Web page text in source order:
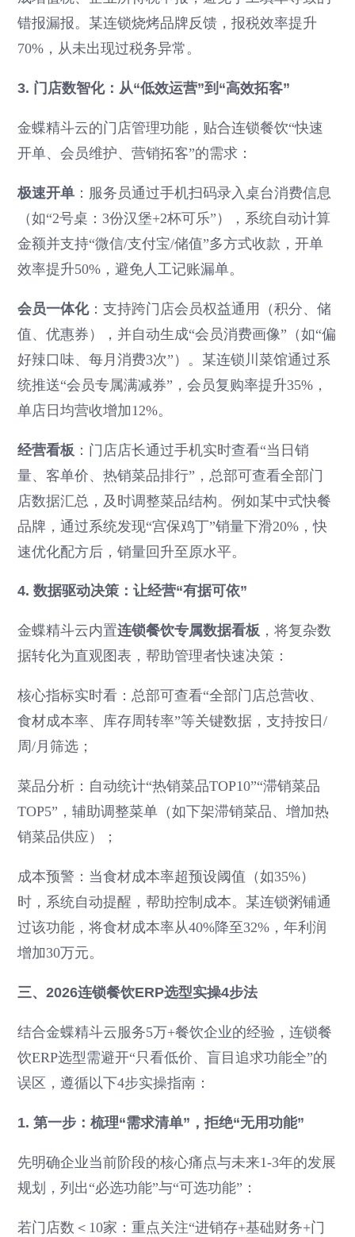
错报漏报。某连锁烧烤品牌反馈，报税效率提升
70%，从未出现过税务异常。
3. 门店数智化：从“低效运营”到“高效拓客”
金蝶精斗云的门店管理功能，贴合连锁餐饮“快速
开单、会员维护、营销拓客”的需求：
极速开单 ：服务员通过手机扫码录入桌台消费信息
（如“2号桌：3份汉堡+2杯可乐”），系统自动计算
金额并支持“微信/支付宝/储值”多方式收款，开单
效率提升50%，避免人工记账漏单。
会员一体化：支持跨门店会员权益通用（积分、储
值、优惠券），并自动生成“会员消费画像”（如“偏
好辣口味、每月消费3次”）。某连锁川菜馆通过系
统推送“会员专属满减券”，会员复购率提升35%，
单店日均营收增加12%。
经营看板 ：门店店长通过手机实时查看“当日销
量、客单价、热销菜品排行”，总部可查看全部门
店数据汇总，及时调整菜品结构。例如某中式快餐
品牌，通过系统发现“宫保鸡丁”销量下滑20%，快
速优化配方后，销量回升至原水平。
4. 数据驱动决策：让经营“有据可依”
金蝶精斗云内置连锁餐饮专属数据看板 ，将复杂数
据转化为直观图表，帮助管理者快速决策：
核心指标实时看：总部可查看“全部门店总营收、
食材成本率、库存周转率”等关键数据，支持按日/
周/月筛选；
菜品分析：自动统计“热销菜品TOP10”“滞销菜品
TOP5”，辅助调整菜单（如下架滞销菜品、增加热
销菜品供应）；
成本预警：当食材成本率超预设阈值（如35%）
时，系统自动提醒，帮助控制成本。某连锁粥铺通
过该功能，将食材成本率从40%降至32%，年利润
增加30万元。
三、2026连锁餐饮ERP选型实操4步法
结合金蝶精斗云服务5万+餐饮企业的经验，连锁餐
饮ERP选型需避开“只看低价、盲目追求功能全”的
误区，遵循以下4步实操指南：
1. 第一步：梳理“需求清单”，拒绝“无用功能”
先明确企业当前阶段的核心痛点与未来1-3年的发展
规划，列出“必选功能”与“可选功能”：
若门店数＜10家：重点关注“进销存+基础财务+门